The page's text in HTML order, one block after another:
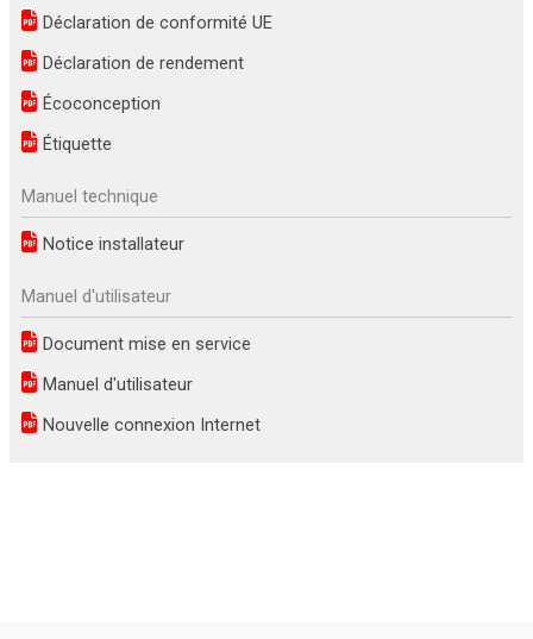
Déclaration de conformité UE
Déclaration de rendement
Écoconception
Étiquette
Manuel technique
Notice installateur
Manuel d'utilisateur
Document mise en service
Manuel d'utilisateur
Nouvelle connexion Internet